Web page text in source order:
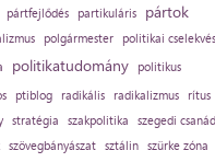
pártfejlődés partikuláris pártok
polgármester
politikai
politikatudomány
politikus
ptiblog radikális radikalizmus
rítus
stratégia szakpolitika
szegedi
szövegbányászat sztálin
szürke zóna